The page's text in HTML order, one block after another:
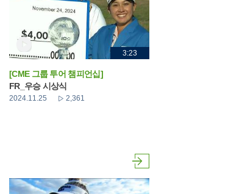
3:23
[CME 그룹 투어 챔피언십]
FR_우승 시상식
2024.11.25 2,361